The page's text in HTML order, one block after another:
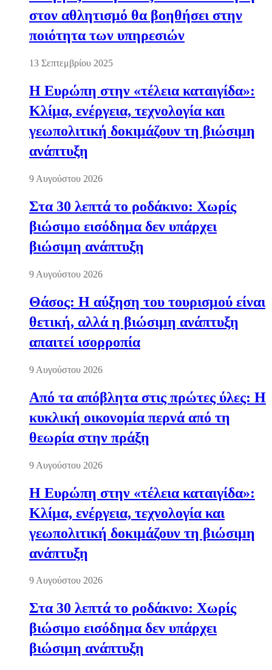
στον αθλητισμό θα βοηθήσει στην
ποιότητα των υπηρεσιών
13 Σεπτεμβρίου 2025
Η Ευρώπη στην «τέλεια καταιγίδα»:
Κλίμα, ενέργεια, τεχνολογία και
γεωπολιτική δοκιμάζουν τη βιώσιμη
ανάπτυξη
9 Αυγούστου 2026
Στα 30 λεπτά το ροδάκινο: Χωρίς
βιώσιμο εισόδημα δεν υπάρχει
βιώσιμη ανάπτυξη
9 Αυγούστου 2026
Θάσος: Η αύξηση του τουρισμού είναι
θετική, αλλά η βιώσιμη ανάπτυξη
απαιτεί ισορροπία
9 Αυγούστου 2026
Από τα απόβλητα στις πρώτες ύλες: Η
κυκλική οικονομία περνά από τη
θεωρία στην πράξη
9 Αυγούστου 2026
Η Ευρώπη στην «τέλεια καταιγίδα»:
Κλίμα, ενέργεια, τεχνολογία και
γεωπολιτική δοκιμάζουν τη βιώσιμη
ανάπτυξη
9 Αυγούστου 2026
Στα 30 λεπτά το ροδάκινο: Χωρίς
βιώσιμο εισόδημα δεν υπάρχει
βιώσιμη ανάπτυξη